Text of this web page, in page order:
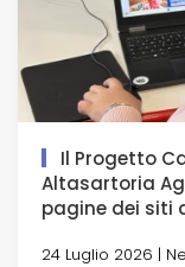
Il Progetto
Altasartoria
pagine dei siti
24 Luglio 2026 |